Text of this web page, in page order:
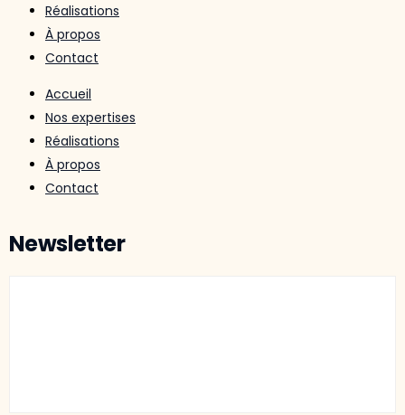
Réalisations
À propos
Contact
Accueil
Nos expertises
Réalisations
À propos
Contact
Newsletter